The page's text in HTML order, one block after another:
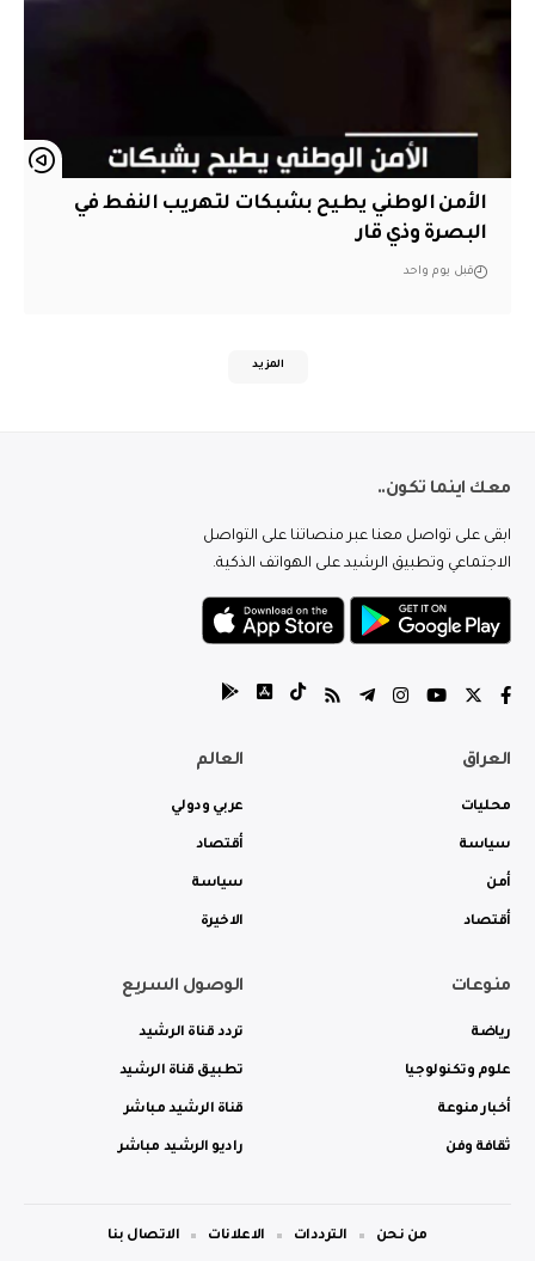
الأمن الوطني يطيح بشبكات لتهريب النفط في
البصرة وذي قار
قبل يوم واحد
المزيد
معك اينما تكون..
ابقى على تواصل معنا عبر منصاتنا على التواصل
الاجتماعي وتطبيق الرشيد على الهواتف الذكية.
العراق
محليات
سياسة
أمن
أقتصاد
العالم
عربي ودولي
أقتصاد
سياسة
الاخيرة
منوعات
رياضة
علوم وتكنولوجيا
أخبار منوعة
ثقافة وفن
الوصول السريع
تردد قناة الرشيد
تطبيق قناة الرشيد
قناة الرشيد مباشر
راديو الرشيد مباشر
من نحن الترددات الاعلانات الاتصال بنا